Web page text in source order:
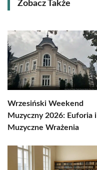
Zobacz Także
Wrzesiński Weekend
Muzyczny 2026: Euforia i
Muzyczne Wrażenia